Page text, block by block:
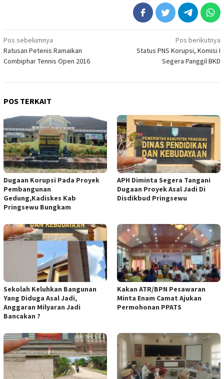
Navigasi
pos
Pos sebelumnya
Ratusan Petenis Ramaikan
Combiphar Tennis Open 2016
Pos berikutnya
Status PNS Korupsi, Komisi I
Segera Panggil BKD
POS TERKAIT
Dugaan Korupsi Pada Proyek
Pembangunan
Gedung,Kadiskes Kab
Pringsewu Bungkam
APH Diminta Segera Tangani
Dugaan Proyek Asal Jadi Di
Disdikbud Pringsewu
Sekolah Keluhkan Bangunan
Yang Diduga Asal Jadi,
Anggaran Milyaran Jadi
Bancakan ?
Kakan ATR/BPN Pesawaran
Minta Enam Camat Ajukan
Permohonan PPATS